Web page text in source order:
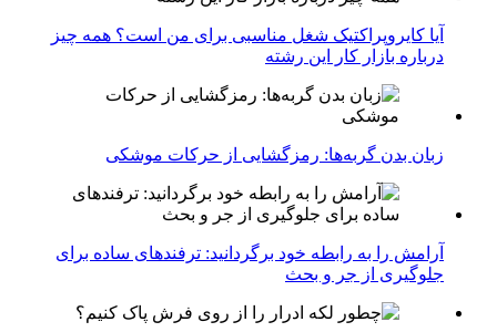
آیا کایروپراکتیک شغل مناسبی برای من است؟ همه چیز
درباره بازار کار این رشته
زبان بدن گربه‌ها: رمزگشایی از حرکات موشکی
آرامش را به رابطه خود برگردانید: ترفندهای ساده برای
جلوگیری از جر و بحث